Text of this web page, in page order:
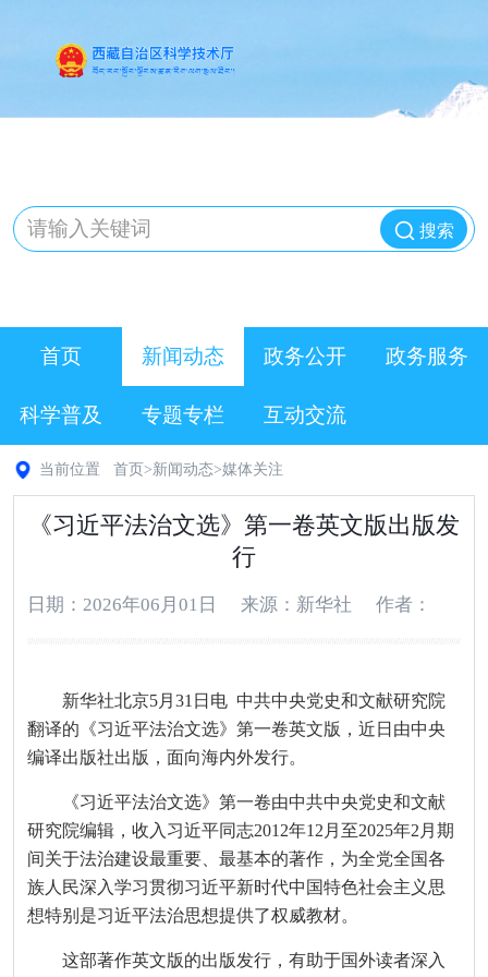
搜索
首页 新闻动态 政务公开 政务服务
科学普及 专题专栏 互动交流
当前位置 首页 >新闻动态>媒体关注
《习近平法治文选》第一卷英文版出版发
行
日期：2026年06月01日 来源：新华社 作者：
新华社北京5月31日电 中共中央党史和文献研究院
翻译的《习近平法治文选》第一卷英文版，近日由中央
编译出版社出版，面向海内外发行。
《习近平法治文选》第一卷由中共中央党史和文献
研究院编辑，收入习近平同志2012年12月至2025年2月期
间关于法治建设最重要、最基本的著作，为全党全国各
族人民深入学习贯彻习近平新时代中国特色社会主义思
想特别是习近平法治思想提供了权威教材。
这部著作英文版的出版发行，有助于国外读者深入